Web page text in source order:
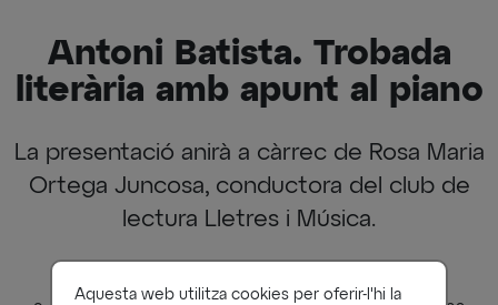
Aquesta web utilitza cookies per oferir-l'hi la
Antoni Batista. Trobada
literària amb apunt al piano
La presentació anirà a càrrec de Rosa Maria
Ortega Juncosa, conductora del club de
lectura Lletres i Música.
Dijous, 04 de Juny a les 16:00h fins a les 17:30h